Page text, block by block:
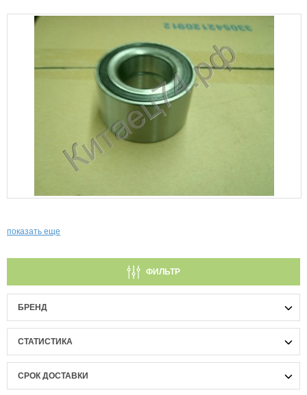
показать еще
ФИЛЬТР
БРЕНД
СТАТИСТИКА
СРОК ДОСТАВКИ